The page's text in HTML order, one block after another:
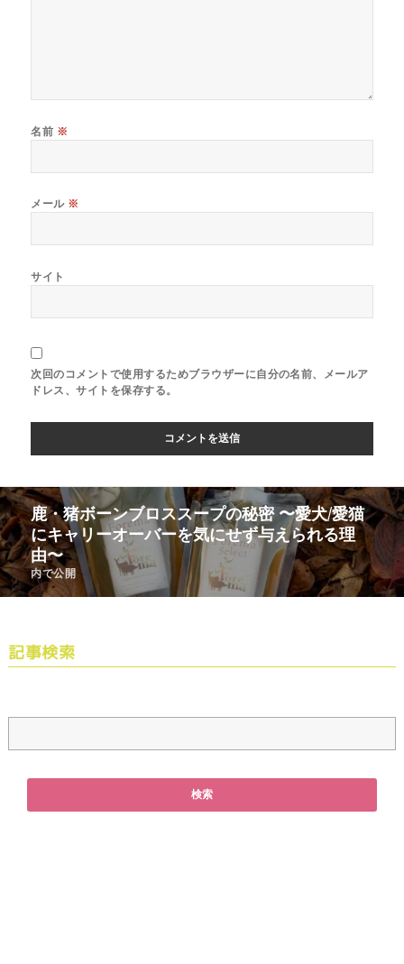
名前 ※
メール ※
サイト
次回のコメントで使用するためブラウザーに自分の名前、メールア
ドレス、サイトを保存する。
鹿・猪ボーンブロススープの秘密 〜愛犬/愛猫
にキャリーオーバーを気にせず与えられる理
由〜
内で公開
記事検索